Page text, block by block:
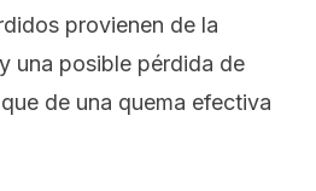
provienen de la
una posible pérdida de
de una quema efectiva